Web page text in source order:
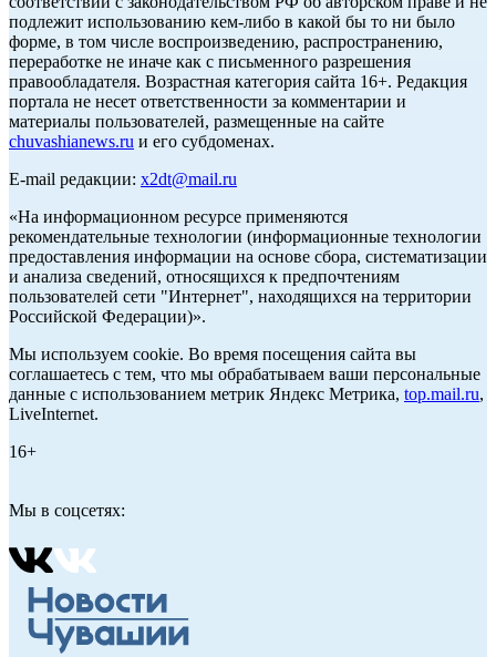
подлежит использованию кем-либо в какой бы то ни было
форме, в том числе воспроизведению, распространению,
переработке не иначе как с письменного разрешения
правообладателя. Возрастная категория сайта 16+. Редакция
портала не несет ответственности за комментарии и
материалы пользователей, размещенные на сайте
chuvashianews.ru и его субдоменах.
E-mail редакции: x2dt@mail.ru
«На информационном ресурсе применяются
рекомендательные технологии (информационные технологии
предоставления информации на основе сбора, систематизации
и анализа сведений, относящихся к предпочтениям
пользователей сети "Интернет", находящихся на территории
Российской Федерации)».
Мы используем cookie. Во время посещения сайта вы
соглашаетесь с тем, что мы обрабатываем ваши персональные
данные с использованием метрик Яндекс Метрика, top.mail.ru,
LiveInternet.
16+
Мы в соцсетях: